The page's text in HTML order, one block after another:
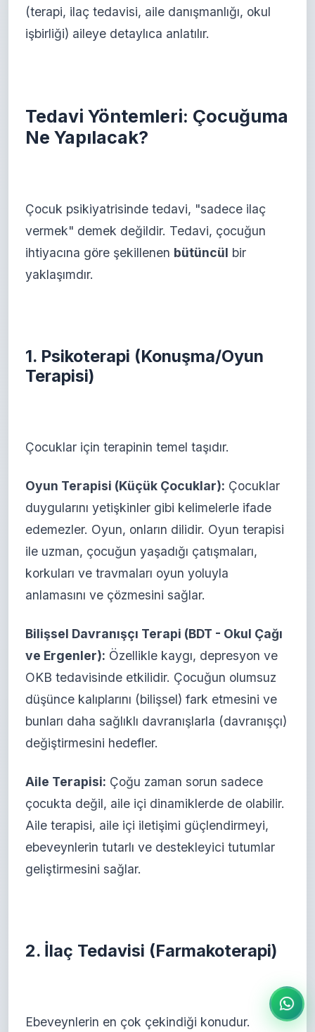
(terapi, ilaç tedavisi, aile danışmanlığı, okul
işbirliği) aileye detaylıca anlatılır.
Tedavi Yöntemleri: Çocuğuma
Ne Yapılacak?
Çocuk psikiyatrisinde tedavi, "sadece ilaç
vermek" demek değildir. Tedavi, çocuğun
ihtiyacına göre şekillenen bütüncül bir
yaklaşımdır.
1. Psikoterapi (Konuşma/Oyun
Terapisi)
Çocuklar için terapinin temel taşıdır.
Oyun Terapisi (Küçük Çocuklar): Çocuklar
duygularını yetişkinler gibi kelimelerle ifade
edemezler. Oyun, onların dilidir. Oyun terapisi
ile uzman, çocuğun yaşadığı çatışmaları,
korkuları ve travmaları oyun yoluyla
anlamasını ve çözmesini sağlar.
Bilişsel Davranışçı Terapi (BDT - Okul Çağı
ve Ergenler): Özellikle kaygı, depresyon ve
OKB tedavisinde etkilidir. Çocuğun olumsuz
düşünce kalıplarını (bilişsel) fark etmesini ve
bunları daha sağlıklı davranışlarla (davranışçı)
değiştirmesini hedefler.
Aile Terapisi: Çoğu zaman sorun sadece
çocukta değil, aile içi dinamiklerde de olabilir.
Aile terapisi, aile içi iletişimi güçlendirmeyi,
ebeveynlerin tutarlı ve destekleyici tutumlar
geliştirmesini sağlar.
2. İlaç Tedavisi (Farmakoterapi)
Ebeveynlerin en çok çekindiği konudur.